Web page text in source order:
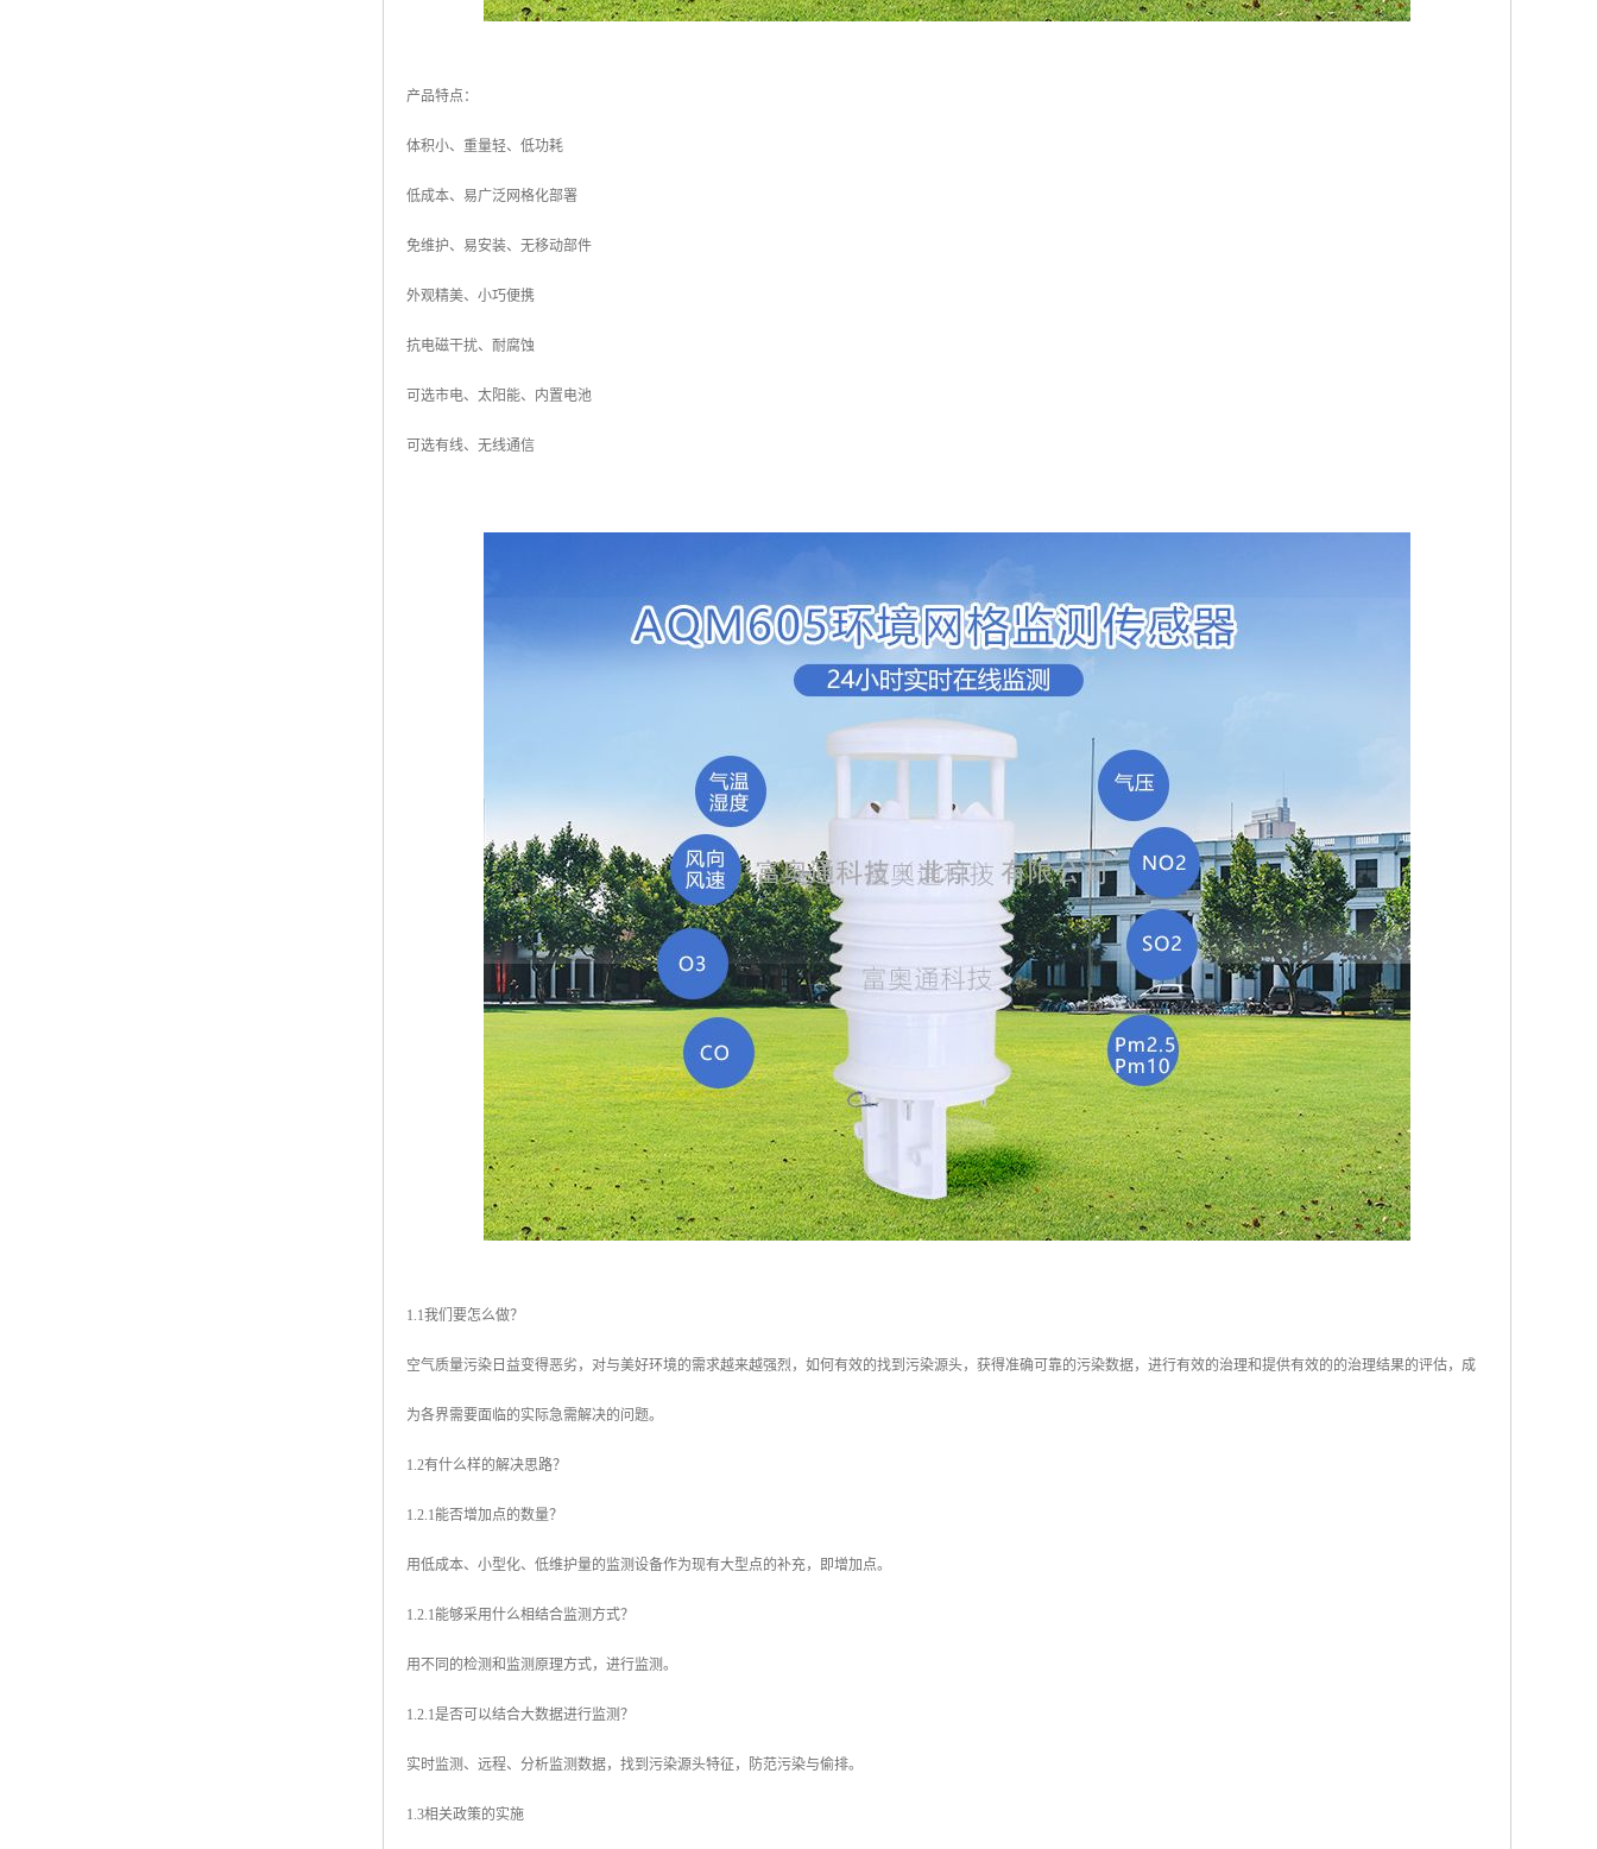
产品特点：
体积小、重量轻、低功耗
低成本、易广泛网格化部署
免维护、易安装、无移动部件
外观精美、小巧便携
抗电磁干扰、耐腐蚀
可选市电、太阳能、内置电池
可选有线、无线通信
1.1我们要怎么做？
空气质量污染日益变得恶劣，对与美好环境的需求越来越强烈，如何有效的找到污染源头，获得准确可靠的污染数据，进行有效的治理和提供有效的的治理结果的评估，成
为各界需要面临的实际急需解决的问题。
1.2有什么样的解决思路？
1.2.1能否增加点的数量？
用低成本、小型化、低维护量的监测设备作为现有大型点的补充，即增加点。
1.2.1能够采用什么相结合监测方式？
用不同的检测和监测原理方式，进行监测。
1.2.1是否可以结合大数据进行监测？
实时监测、远程、分析监测数据，找到污染源头特征，防范污染与偷排。
1.3相关政策的实施